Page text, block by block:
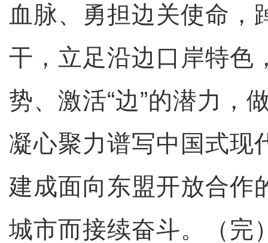
血脉、勇担边关使命，
干，立足沿边口岸特色
势、激活“边”的潜力，
凝心聚力谱写中国式现
建成面向东盟开放合作
城市而接续奋斗。（完